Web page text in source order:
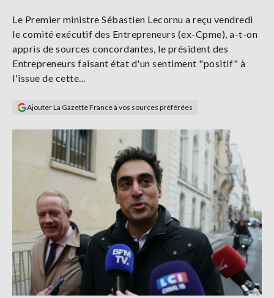
Se
connecter
Le Premier ministre Sébastien Lecornu a reçu vendredi
le comité exécutif des Entrepreneurs (ex-Cpme), a-t-on
appris de sources concordantes, le président des
Entrepreneurs faisant état d'un sentiment "positif" à
l'issue de cette...
Ajouter La Gazette France à vos sources préférées